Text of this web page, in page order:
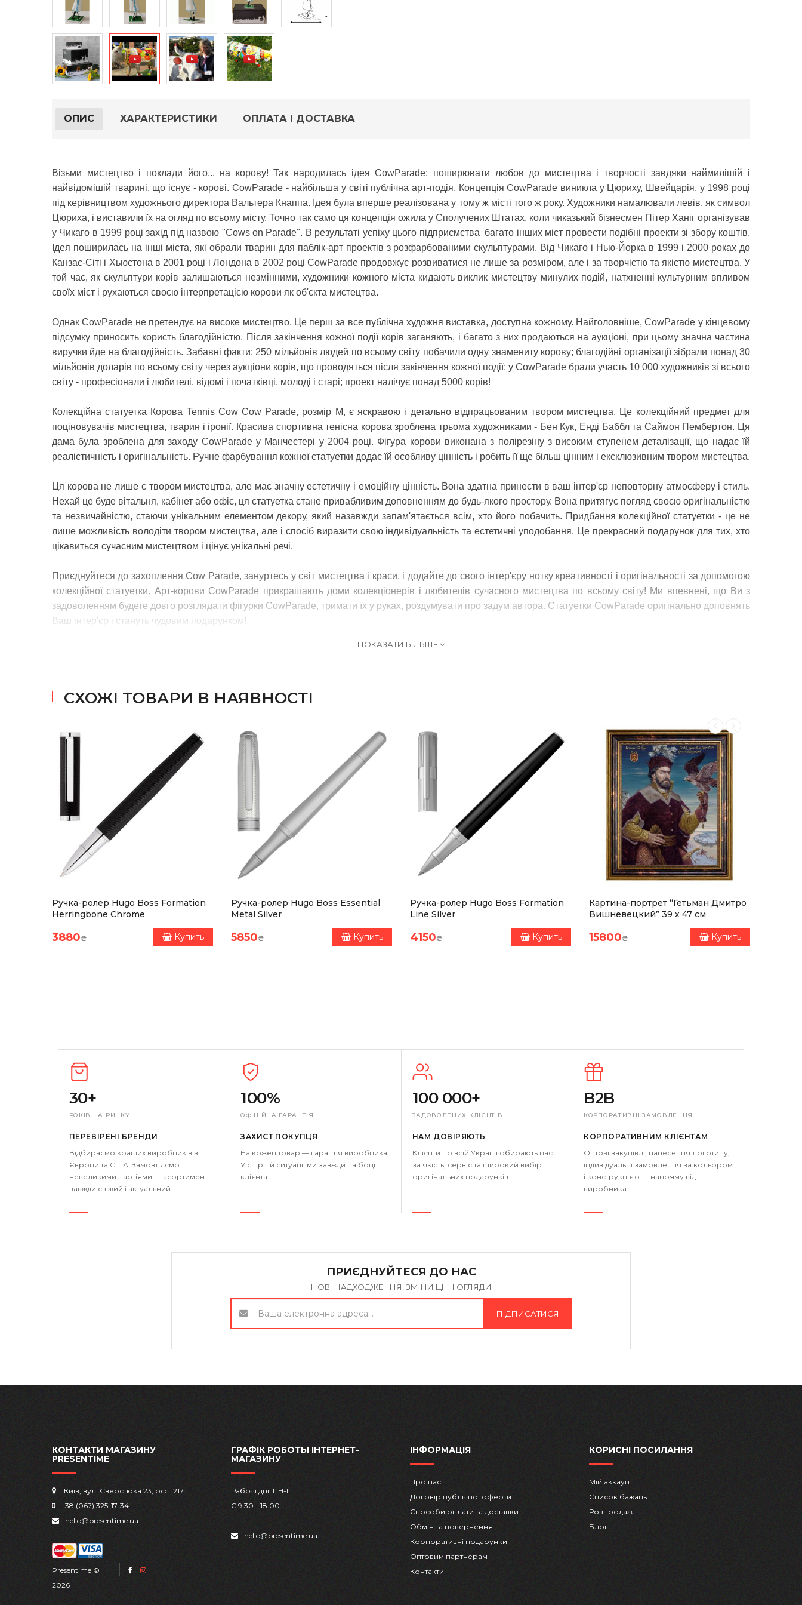
ОПИС ХАРАКТЕРИСТИКИ ОПЛАТА І ДОСТАВКА
Візьми мистецтво і поклади його... на корову! Так народилась ідеяCowParade: поширювати любов до мистецтва і творчості завдяки наймилішій і
найвідомішій тварині, що існує - корові. CowParade - найбільша у світі публічна арт-подія. Концепція CowParade виникла у Цюриху, Швейцарія, у 1998 році
під керівництвом художнього директора Вальтера Кнаппа. Ідея була вперше реалізована у тому ж місті того ж року. Художники намалювали левів, як символ
Цюриха, і виставили їх на огляд по всьому місту. Точно так само ця концепція ожила у Сполучених Штатах, коли чиказький бізнесмен Пітер Ханіг організував
у Чикаго в 1999 році захід під назвою "Cows on Parade". В результаті успіху цього підприємства багато інших міст провести подібні проекти зі збору коштів.
Ідея поширилась на інші міста, які обрали тварин для паблік-арт проектів з розфарбованими скульптурами. Від Чикаго і Нью-Йорка в 1999 і 2000 роках до
Канзас-Сіті і Хьюстона в 2001 році і Лондона в 2002 році CowParade продовжує розвиватися не лише за розміром, але і за творчістю та якістю мистецтва. У
той час, як скульптури корів залишаються незмінними, художники кожного міста кидають виклик мистецтву минулих подій, натхненні культурним впливом
своїх міст і рухаються своєю інтерпретацією корови як об'єкта мистецтва.
Однак CowParade не претендує на високе мистецтво. Це перш за все публічна художня виставка, доступна кожному. Найголовніше, CowParade у кінцевому
підсумку приносить користь благодійністю. Після закінчення кожної події корів заганяють, і багато з них продаються на аукціоні, при цьому значна частина
виручки йде на благодійність. Забавні факти: 250 мільйонів людей по всьому світу побачили одну знамениту корову; благодійні організації зібрали понад 30
мільйонів доларів по всьому світу через аукціони корів, що проводяться після закінчення кожної події; у CowParade брали участь 10 000 художників зі всього
світу - професіонали і любителі, відомі і початківці, молоді і старі; проект налічує понад 5000 корів!
Колекційна статуетка Корова Tennis Cow Cow Parade, розмір M, є яскравою і детально відпрацьованим твором мистецтва. Це колекційний предмет для
поціновувачів мистецтва, тварин і іронії. Красива спортивна тенісна корова зроблена трьома художниками - Бен Кук, Енді Баббл та Саймон Пембертон. Ця
дама була зроблена для заходу CowParade у Манчестері у 2004 році. Фігура корови виконана з полірезіну з високим ступенем деталізації, що надає їй
реалістичність і оригінальність. Ручне фарбування кожної статуетки додає їй особливу цінність і робить її ще більш цінним і ексклюзивним твором мистецтва.
Ця корова не лише є твором мистецтва, але має значну естетичну і емоційну цінність. Вона здатна принести в ваш інтер'єр неповторну атмосферу і стиль.
Нехай це буде вітальня, кабінет або офіс, ця статуетка стане привабливим доповненням до будь-якого простору. Вона притягує погляд своєю оригінальністю
та незвичайністю, стаючи унікальним елементом декору, який назавжди запам'ятається всім, хто його побачить. Придбання колекційної статуетки - це не
лише можливість володіти твором мистецтва, але і спосіб виразити свою індивідуальність та естетичні уподобання. Це прекрасний подарунок для тих, хто
цікавиться сучасним мистецтвом і цінує унікальні речі.
Приєднуйтеся до захоплення Cow Parade, зануртесь у світ мистецтва і краси, і додайте до свого інтер'єру нотку креативності і оригінальності за допомогою
колекційної статуетки. Арт-корови CowParade прикрашають доми колекціонерів і любителів сучасного мистецтва по всьому світу! Ми впевнені, що Ви з
задоволенням будете довго розглядати фігурки CowParade, тримати їх у руках, роздумувати про задум автора. Статуетки CowParade оригінально доповнять
Ваш інтер'єр і стануть чудовим подарунком!
ПОКАЗАТИ БІЛЬШЕ
СХОЖІ ТОВАРИ В НАЯВНОСТІ
Ручка-ролер Hugo Boss Formation
Herringbone Chrome
3880₴ Купить
Ручка-ролер Hugo Boss Essential
Metal Silver
5850₴ Купить
Ручка-ролер Hugo Boss Formation
Line Silver
4150₴ Купить
Картина-портрет “Гетьман Дмитро
Вишневецкий” 39 х 47 см
15800₴ Купить
30+
РОКІВ НА РИНКУ
ПЕРЕВІРЕНІ БРЕНДИ
Відбираємо кращих виробників з
Європи та США. Замовляємо
невеликими партіями — асортимент
завжди свіжий і актуальний.
100%
ОФІЦІЙНА ГАРАНТІЯ
ЗАХИСТ ПОКУПЦЯ
На кожен товар — гарантія виробника.
У спірній ситуації ми завжди на боці
клієнта.
100 000+
ЗАДОВОЛЕНИХ КЛІЄНТІВ
НАМ ДОВІРЯЮТЬ
Клієнти по всій Україні обирають нас
за якість, сервіс та широкий вибір
оригінальних подарунків.
B2B
КОРПОРАТИВНІ ЗАМОВЛЕННЯ
КОРПОРАТИВНИМ КЛІЄНТАМ
Оптові закупівлі, нанесення логотипу,
індивідуальні замовлення за кольором
і конструкцією — напряму від
виробника.
ПРИЄДНУЙТЕСЯ ДО НАС
НОВІ НАДХОДЖЕННЯ, ЗМІНИ ЦІН І ОГЛЯДИ
ПІДПИСАТИСЯ
КОНТАКТИ МАГАЗИНУ
PRESENTIME
Київ, вул. Сверстюка 23, оф. 1217
+38 (067) 325-17-34
hello@presentime.ua
Presentime ©
2026
ГРАФІК РОБОТЫ ІНТЕРНЕТ-
МАГАЗИНУ
Рабочі дні: ПН-ПТ
С 9:30 - 18:00
hello@presentime.ua
ІНФОРМАЦІЯ
Про нас
Договір публічної оферти
Способи оплати та доставки
Обмін та повернення
Корпоративні подарунки
Оптовим партнерам
Контакти
КОРИСНІ ПОСИЛАННЯ
Мій аккаунт
Список бажань
Розпродаж
Блог